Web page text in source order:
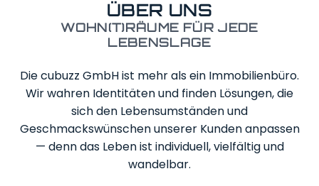
SERVICE
IMPRESSUM
DATENSCHUTZ
ÜBER UNS
WOHN(T)RÄUME FÜR JEDE
LEBENSLAGE
Die cubuzz GmbH ist mehr als ein Immobilienbüro.
Wir wahren Identitäten und finden Lösungen, die
sich den Lebensumständen und
Geschmackswünschen unserer Kunden anpassen
— denn das Leben ist individuell, vielfältig und
wandelbar.